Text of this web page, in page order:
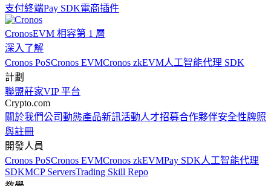
支付終端Pay SDK電商插件
CronosEVM 相容第 1 層
深入了解
Cronos PoSCronos EVMCronos zkEVM人工智能代理 SDK
計劃
聯盟莊家VIP 平台
Crypto.com
關於我們公司動態產品新訊活動人才招募合作夥伴安全性牌照
與註冊
開發人員
Cronos PoSCronos EVMCronos zkEVMPay SDK人工智能代理
SDKMCP ServersTrading Skill Repo